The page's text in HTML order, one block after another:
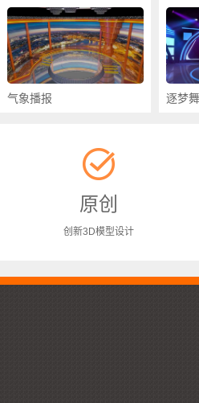
气象播报 逐梦
原创
创新3D模型设计